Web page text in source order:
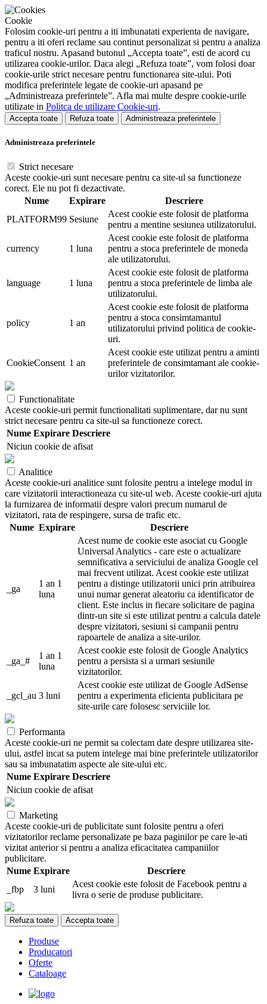
Cookie
Folosim cookie-uri pentru a iti imbunatati experienta de navigare,
pentru a iti oferi reclame sau continut personalizat si pentru a analiza
traficul nostru. Apasand butonul „Accepta toate”, esti de acord cu
utilizarea cookie-urilor. Daca alegi „Refuza toate”, vom folosi doar
cookie-urile strict necesare pentru functionarea site-ului. Poti
modifica preferintele legate de cookie-uri apasand pe
„Administreaza preferintele”. Afla mai multe despre cookie-urile
utilizate in Politca de utilizare Cookie-uri.
Accepta toate Refuza toate Administreaza preferintele
Administreaza preferintele
Strict necesare
Aceste cookie-uri sunt necesare pentru ca site-ul sa functioneze
corect. Ele nu pot fi dezactivate.
Nume
Expirare
Descriere
PLATFORM99 Sesiune
Acest cookie este folosit de platforma
pentru a mentine sesiunea utilizatorului.
currency 1 luna
Acest cookie este folosit de platforma
pentru a stoca preferintele de moneda
ale utilizatorului.
language 1 luna
Acest cookie este folosit de platforma
pentru a stoca preferintele de limba ale
utilizatorului.
policy 1 an
Acest cookie este folosit de platforma
pentru a stoca consimtamantul
utilizatorului privind politica de cookie-
uri.
CookieConsent 1 an
Acest cookie este utilizat pentru a aminti
preferintele de consimtamant ale cookie-
urilor vizitatorilor.
Functionalitate
Aceste cookie-uri permit functionalitati suplimentare, dar nu sunt
strict necesare pentru ca site-ul sa functioneze corect.
Nume Expirare Descriere
Niciun cookie de afisat
Analitice
Aceste cookie-uri analitice sunt folosite pentru a intelege modul in
care vizitatorii interactioneaza cu site-ul web. Aceste cookie-uri ajuta
la furnizarea de informatii despre valori precum numarul de
vizitatori, rata de respingere, sursa de trafic etc.
Nume Expirare Descriere
_ga
1 an 1
luna
Acest nume de cookie este asociat cu Google
Universal Analytics - care este o actualizare
semnificativa a serviciului de analiza Google cel
mai frecvent utilizat. Acest cookie este utilizat
pentru a distinge utilizatorii unici prin atribuirea
unui numar generat aleatoriu ca identificator de
client. Este inclus in fiecare solicitare de pagina
dintr-un site si este utilizat pentru a calcula datele
despre vizitatori, sesiuni si campanii pentru
rapoartele de analiza a site-urilor.
_ga_#
1 an 1
luna
Acest cookie este folosit de Google Analytics
pentru a persista si a urmari sesiunile
vizitatorilor.
_gcl_au 3 luni
Acest cookie este utilizat de Google AdSense
pentru a experimenta eficienta publicitara pe
site-urile care folosesc serviciile lor.
Performanta
Aceste cookie-uri ne permit sa colectam date despre utilizarea site-
ului, astfel incat sa putem intelege mai bine preferintele utilizatorilor
sau sa imbunatatim aspecte ale site-ului etc.
Nume Expirare Descriere
Niciun cookie de afisat
Marketing
Aceste cookie-uri de publicitate sunt folosite pentru a oferi
vizitatorilor reclame personalizate pe baza paginilor pe care le-ati
vizitat anterior si pentru a analiza eficacitatea campaniilor
publicitare.
Nume Expirare
Descriere
_fbp
3 luni
Acest cookie este folosit de Facebook pentru a
livra o serie de produse publicitare.
Refuza toate Accepta toate
Produse
Producatori
Oferte
Cataloage